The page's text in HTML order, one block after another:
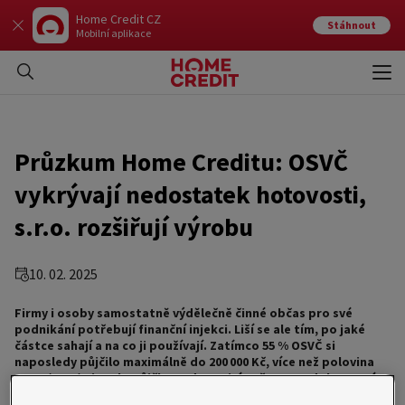
Home Credit CZ
Mobilní aplikace
Stáhnout
Průzkum Home Creditu: OSVČ
vykrývají nedostatek hotovosti,
s.r.o. rozšiřují výrobu
10. 02. 2025
Firmy i osoby samostatně výdělečně činné občas pro své
podnikání potřebují finanční injekci. Liší se ale tím, po jaké
částce sahají a na co ji používají. Zatímco 55 % OSVČ si
naposledy půjčilo maximálně do 200 000 Kč, více než polovina
s.r.o. (52 %) si vzalo půjčku nad 500 tisíc Kč, a 21 % dokonce více